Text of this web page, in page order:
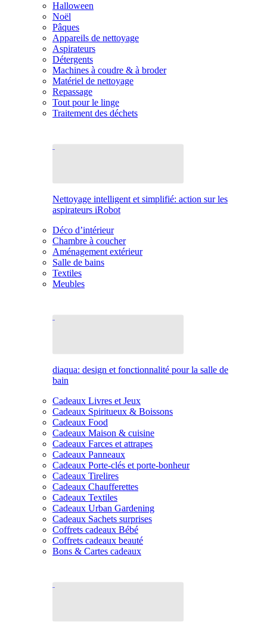
Halloween
Noël
Pâques
Appareils de nettoyage
Aspirateurs
Détergents
Machines à coudre & à broder
Matériel de nettoyage
Repassage
Tout pour le linge
Traitement des déchets
Nettoyage intelligent et simplifié: action sur les
aspirateurs iRobot
Déco d’intérieur
Chambre à coucher
Aménagement extérieur
Salle de bains
Textiles
Meubles
diaqua: design et fonctionnalité pour la salle de
bain
Cadeaux Livres et Jeux
Cadeaux Spiritueux & Boissons
Cadeaux Food
Cadeaux Maison & cuisine
Cadeaux Farces et attrapes
Cadeaux Panneaux
Cadeaux Porte-clés et porte-bonheur
Cadeaux Tirelires
Cadeaux Chaufferettes
Cadeaux Textiles
Cadeaux Urban Gardening
Cadeaux Sachets surprises
Coffrets cadeaux Bébé
Coffrets cadeaux beauté
Bons & Cartes cadeaux